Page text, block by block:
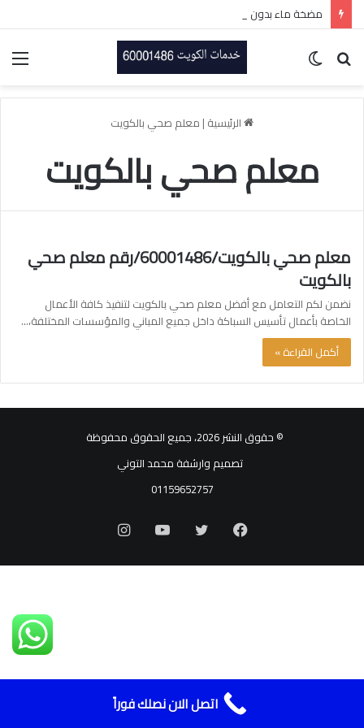
مضخة ماء بدون صوت بالكويت-60001486-اتصل الان
بحث
الرئيسية | معلم صحي بالكويت
معلم صحي بالكويت
معلم صحي بالكويت/60001486/رقم معلم صحي
بالكويت
نضمن لكم التعامل مع أفضل معلم صحي بالكويت لتنفيذ كافة الأعمال
الخاصة بأعمال تأسيس السباكة داخل جميع المباني والمؤسسات المختلفة،…
أكمل القراءة »
© حقوق النشر 2026، جميع الحقوق محفوظة
تصميم وارشفة محمد التوني
01159652757
فيسبوك يوتيوبانستقرام
اتصل الان نصلك فوراً